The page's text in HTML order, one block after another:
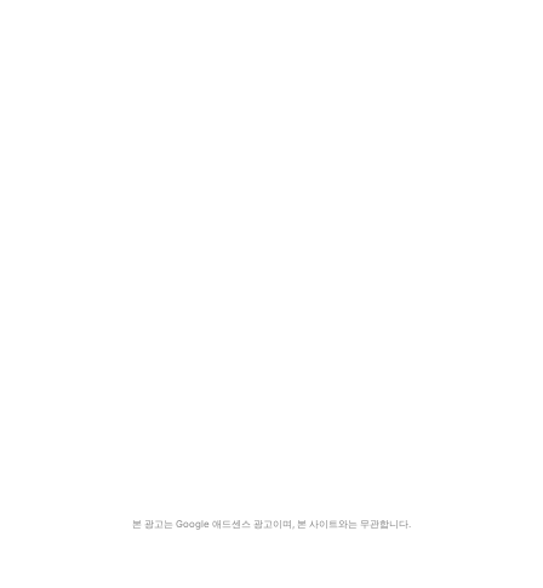
본 광고는 Google 애드센스 광고이며, 본 사이트와는 무관합니다.